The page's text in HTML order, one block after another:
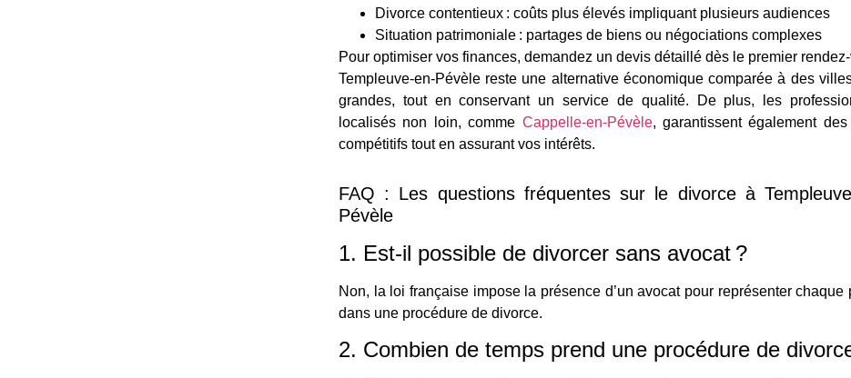
Divorce contentieux : coûts plus élevés impliquant plusieurs audiences
Situation patrimoniale : partages de biens ou négociations complexes
Pour optimiser vos finances, demandez un devis détaillé dès le premier
Templeuve-en-Pévèle reste une alternative économique comparée à des
grandes, tout en conservant un service de qualité. De plus, les
localisés non loin, comme Cappelle-en-Pévèle, garantissent également des
compétitifs tout en assurant vos intérêts.
FAQ : Les questions fréquentes sur le divorce à
Pévèle
1. Est-il possible de divorcer sans avocat ?
Non, la loi française impose la présence d’un avocat pour représenter chaque
dans une procédure de divorce.
2. Combien de temps prend une procédure de